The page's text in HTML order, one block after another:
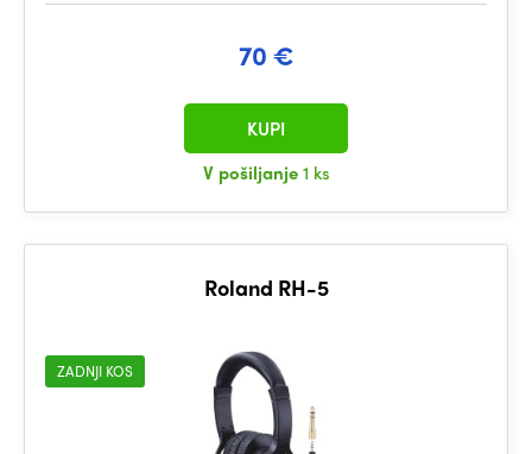
70 €
V pošiljanje1 ks
KUPI
Roland RH-5
ZADNJI KOS